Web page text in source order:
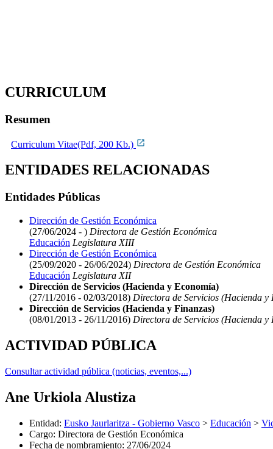
CURRICULUM
Resumen
Curriculum Vitae(Pdf, 200 Kb.)
ENTIDADES RELACIONADAS
Entidades Públicas
Dirección de Gestión Económica
(27/06/2024 - ) Directora de Gestión Económica
Educación Legislatura XIII
Dirección de Gestión Económica
(25/09/2020 - 26/06/2024) Directora de Gestión Económica
Educación Legislatura XII
Dirección de Servicios (Hacienda y Economía)
(27/11/2016 - 02/03/2018) Directora de Servicios (Hacienda y
Dirección de Servicios (Hacienda y Finanzas)
(08/01/2013 - 26/11/2016) Directora de Servicios (Hacienda y
ACTIVIDAD PÚBLICA
Consultar actividad pública (noticias, eventos,...)
Ane Urkiola Alustiza
Entidad: Eusko Jaurlaritza - Gobierno Vasco > Educación >
Cargo: Directora de Gestión Económica
Fecha de nombramiento: 27/06/2024